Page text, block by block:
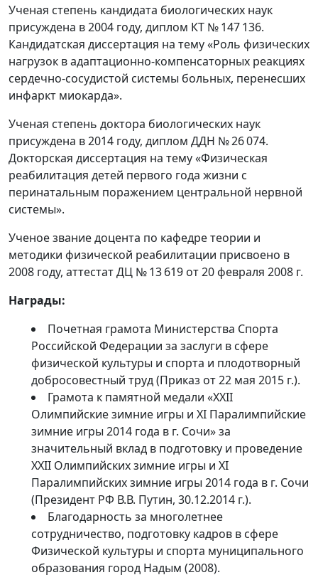
Ученая степень кандидата биологических наук
присуждена в 2004 году, диплом КТ № 147 136.
Кандидатская диссертация на тему «Роль физических
нагрузок в адаптационно-компенсаторных реакциях
сердечно-сосудистой системы больных, перенесших
инфаркт миокарда».
Ученая степень доктора биологических наук
присуждена в 2014 году, диплом ДДН № 26 074.
Докторская диссертация на тему «Физическая
реабилитация детей первого года жизни с
перинатальным поражением центральной нервной
системы».
Ученое звание доцента по кафедре теории и
методики физической реабилитации присвоено в
2008 году, аттестат ДЦ № 13 619 от 20 февраля 2008 г.
Награды:
Почетная грамота Министерства Спорта
Российской Федерации за заслуги в сфере
физической культуры и спорта и плодотворный
добросовестный труд (Приказ от 22 мая 2015 г.).
Грамота к памятной медали «XXII
Олимпийские зимние игры и XI Паралимпийские
зимние игры 2014 года в г. Сочи» за
значительный вклад в подготовку и проведение
XXII Олимпийских зимние игры и XI
Паралимпийских зимние игры 2014 года в г. Сочи
(Президент РФ В.В. Путин, 30.12.2014 г.).
Благодарность за многолетнее
сотрудничество, подготовку кадров в сфере
Физической культуры и спорта муниципального
образования город Надым (2008).